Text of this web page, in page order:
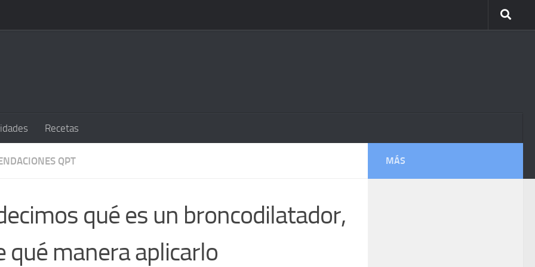
Recetas
QPT
qué es un broncodilatador,
qué manera aplicarlo
MÁS